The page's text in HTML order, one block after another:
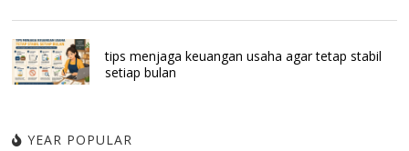
tips menjaga keuangan usaha agar tetap stabil
setiap bulan
YEAR POPULAR